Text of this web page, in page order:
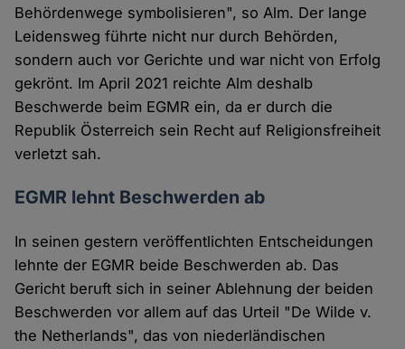
Behördenwege symbolisieren", so Alm. Der lange
Leidensweg führte nicht nur durch Behörden,
sondern auch vor Gerichte und war nicht von Erfolg
gekrönt. Im April 2021 reichte Alm deshalb
Beschwerde beim EGMR ein, da er durch die
Republik Österreich sein Recht auf Religionsfreiheit
verletzt sah.
EGMR lehnt Beschwerden ab
In seinen gestern veröffentlichten Entscheidungen
lehnte der EGMR beide Beschwerden ab. Das
Gericht beruft sich in seiner Ablehnung der beiden
Beschwerden vor allem auf das Urteil "De Wilde v.
the Netherlands", das von niederländischen